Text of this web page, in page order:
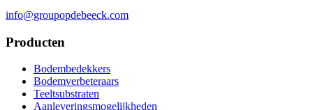
info@groupopdebeeck.com
Producten
Bodembedekkers
Bodemverbeteraars
Teeltsubstraten
Aanleveringsmogelijkheden